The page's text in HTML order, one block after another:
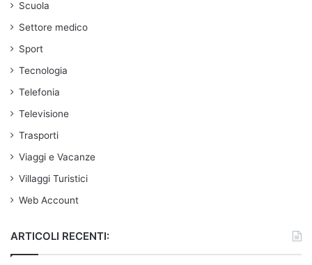
Scuola
Settore medico
Sport
Tecnologia
Telefonia
Televisione
Trasporti
Viaggi e Vacanze
Villaggi Turistici
Web Account
ARTICOLI RECENTI: